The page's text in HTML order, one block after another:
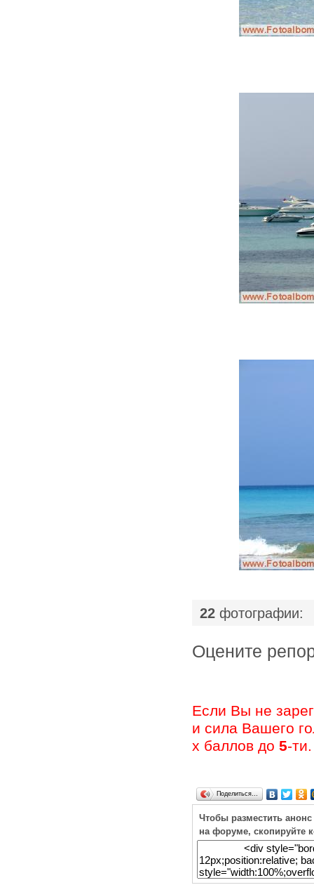
22 фотографии:
Оцените
Если Вы не
и сила Вашего
х баллов до 5-ти.
Поделиться…
Чтобы разместить
на форуме, скопируйте